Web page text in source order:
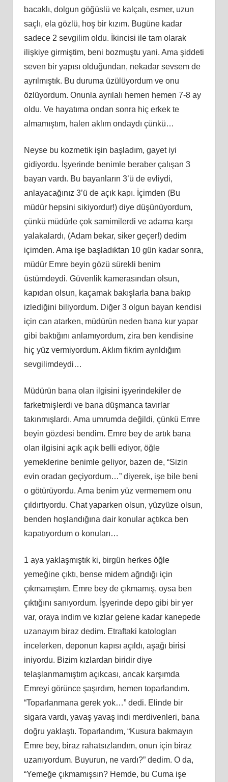
bacaklı, dolgun göğüslü ve kalçalı, esmer, uzun
saçlı, ela gözlü, hoş bir kızım. Bugüne kadar
sadece 2 sevgilim oldu. İkincisi ile tam olarak
ilişkiye girmiştim, beni bozmuştu yani. Ama şiddeti
seven bir yapısı olduğundan, nekadar sevsem de
ayrılmıştık. Bu duruma üzülüyordum ve onu
özlüyordum. Onunla ayrı lal ı hemen hemen 7-8 ay
oldu. Ve hayatıma ondan sonra hiç erkek te
almamıştım, halen aklım ondaydı çünkü…
Neyse bu kozmetik işin başladım, gayet iyi
gidiyordu. İşyerinde benimle beraber çalışan 3
bayan vardı. Bu bayanların 3’ü de evliydi,
anlayacağınız 3’ü de açık kapı. İ çimden (Bu
müdür hepsini sikiyordur!) diye düşünüyordum,
çünkü müdürle çok samimilerdi ve adama karşı
yalakalardı, (Adam bekar, siker geçer!) dedim
içimden. Ama işe başladıktan 10 gün kadar sonra,
müdür Emre beyin gözü sürekli benim
üstümdeydi. Güvenlik kamerasından olsun,
kapıdan olsun, kaçamak bakışlarla bana bakıp
izlediğini biliyordum. Diğer 3 olgun bayan kendisi
için can atarken, müdürün neden bana kur yapar
gibi baktığını anlamıyordum, zira ben kendisine
hiç yüz vermiyordum. Aklım fikrim ayrıldığım
sevgilimdeydi…
Müdürün bana olan ilgisini işyerindekiler de
farketmişlerdi ve bana düşmanca tavırlar
takınmışlardı. Ama umrumda değildi, çünkü Emre
beyin gözdesi bendim. Emre bey de artık bana
olan ilgisini açık açık belli ediyor, öğle
yemeklerine benimle geliyor, bazen de, “Sizin
evin oradan geçiyordum…” diyerek, işe bile beni
o götürüyordu. Ama benim yüz vermemem onu
çıldırtıyordu. Chat yaparken olsun, yüzyüze olsun,
benden hoşlandığına dair konular açtıkca ben
kapatıyordum o konuları…
1 aya yaklaşmıştık ki, birgün herkes öğle
yemeğine çıktı, bense midem ağrıdığı için
çıkmamıştım. Emre bey de çıkmamış, oysa ben
çıktığını sanıyordum. İşyerinde depo gibi bir yer
var, oraya indim ve kızlar gelene kadar kanepede
uzanayım biraz dedim. Etraftaki katologları
incelerken, deponun kapısı açıldı, aşağı birisi
iniyordu. Bizim kızlardan biridir diye
telaşlanmamıştım açıkcası, ancak karşımda
Emreyi görünce şaşırdım, hemen toparlandım.
“Toparlanmana gerek yok…” dedi. Elinde bir
sigara vardı, yavaş yavaş indi merdivenleri, bana
doğru yaklaştı. Toparlandım, “Kusura bakmayın
Emre bey, biraz rahatsızlandım, onun için biraz
uzanıyordum. Buyurun, ne vardı?” dedim. O da,
“Yemeğe çıkmamışsın? Hemde, bu Cuma işe